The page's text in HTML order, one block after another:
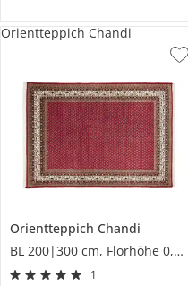
Orientteppich Chandi
BL 200|300 cm, Florhöhe 0,9 cm
1
Orientteppich Chandi